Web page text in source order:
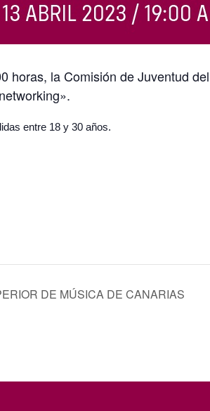
horas, la Comisión de Juventud
entre 18 y 30 años.
DE MÚSICA DE CANARIAS